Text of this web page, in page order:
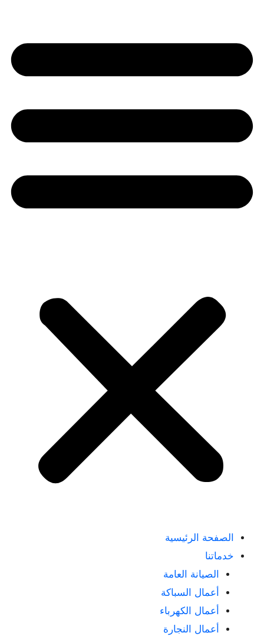
الصفحة الرئيسية
خدماتنا
الصيانة العامة
أعمال السباكة
أعمال الكهرباء
أعمال النجارة